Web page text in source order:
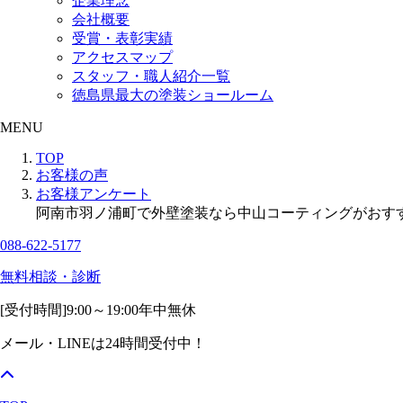
会社概要
受賞・表彰実績
アクセスマップ
スタッフ・職人紹介一覧
徳島県最大の塗装ショールーム
MENU
TOP
お客様の声
お客様アンケート
阿南市羽ノ浦町で外壁塗装なら中山コーティングがおす
088-622-5177
無料相談・診断
[受付時間]9:00～19:00年中無休
メール・LINEは24時間受付中！